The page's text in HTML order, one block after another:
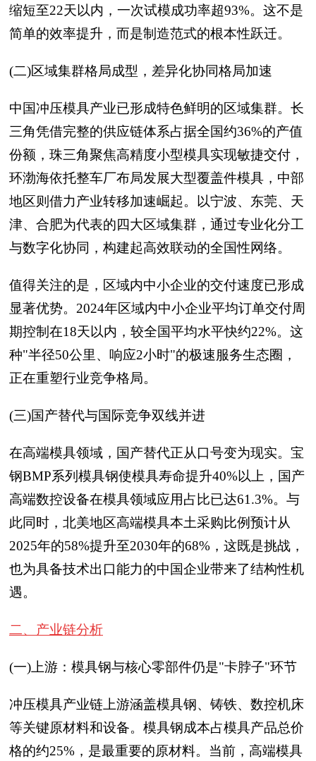
缩短至22天以内，一次试模成功率超93%。这不是
简单的效率提升，而是制造范式的根本性跃迁。
(二)区域集群格局成型，差异化协同格局加速
中国冲压模具产业已形成特色鲜明的区域集群。长
三角凭借完整的供应链体系占据全国约36%的产值
份额，珠三角聚焦高精度小型模具实现敏捷交付，
环渤海依托整车厂布局发展大型覆盖件模具，中部
地区则借力产业转移加速崛起。以宁波、东莞、天
津、合肥为代表的四大区域集群，通过专业化分工
与数字化协同，构建起高效联动的全国性网络。
值得关注的是，区域内中小企业的交付速度已形成
显著优势。2024年区域内中小企业平均订单交付周
期控制在18天以内，较全国平均水平快约22%。这
种"半径50公里、响应2小时"的极速服务生态圈，
正在重塑行业竞争格局。
(三)国产替代与国际竞争双线并进
在高端模具领域，国产替代正从口号变为现实。宝
钢BMP系列模具钢使模具寿命提升40%以上，国产
高端数控设备在模具领域应用占比已达61.3%。与
此同时，北美地区高端模具本土采购比例预计从
2025年的58%提升至2030年的68%，这既是挑战，
也为具备技术出口能力的中国企业带来了结构性机
遇。
二、产业链分析
(一)上游：模具钢与核心零部件仍是"卡脖子"环节
冲压模具产业链上游涵盖模具钢、铸铁、数控机床
等关键原材料和设备。模具钢成本占模具产品总价
格的约25%，是最重要的原材料。当前，高端模具